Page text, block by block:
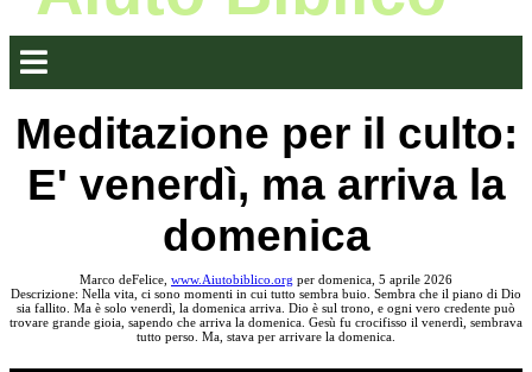
Meditazione per il culto:
E' venerdì, ma arriva la
domenica
Marco deFelice, www.Aiutobiblico.org per domenica, 5 aprile 2026
Descrizione: Nella vita, ci sono momenti in cui tutto sembra buio. Sembra che il piano di Dio
sia fallito. Ma è solo venerdì, la domenica arriva. Dio è sul trono, e ogni vero credente può
trovare grande gioia, sapendo che arriva la domenica. Gesù fu crocifisso il venerdì, sembrava
tutto perso. Ma, stava per arrivare la domenica.